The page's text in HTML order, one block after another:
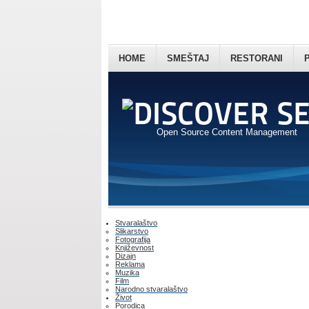
Open Source Content Management
HOME SMEŠTAJ RESTORANI
Stvaralaštvo
Slikarstvo
Fotografija
Književnost
Dizajn
Reklama
Muzika
Film
Narodno stvaralaštvo
Život
Porodica